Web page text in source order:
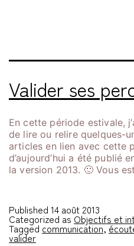
Valider ses
En cette période estivale,
de lire ou relire quelques-
articles en lien avec cette
d’aujourd’hui a été publié
la version 2013. 🙂 Vous
Published 14 août 2013
Categorized as Objectifs et
Tagged communication,
valider